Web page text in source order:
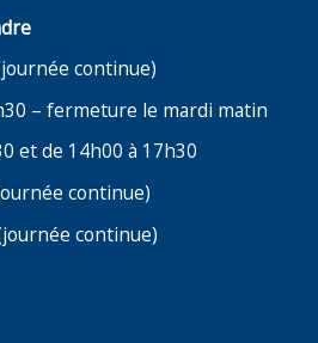
continue)
– fermeture le mardi matin
et de 14h00 à 17h30
continue)
continue)